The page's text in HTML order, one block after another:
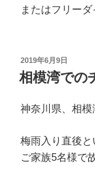
またはフリー
投
稿
日:
2019年6月9日
相模湾での
神奈川県、相模
梅雨入り直後
ご家族5名様で